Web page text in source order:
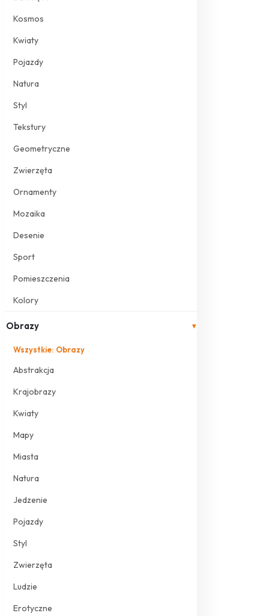
Kosmos
Kwiaty
Pojazdy
Natura
Styl
Tekstury
Geometryczne
Zwierzęta
Ornamenty
Mozaika
Desenie
Sport
Pomieszczenia
Kolory
Obrazy ▾
Wszystkie: Obrazy
Abstrakcja
Krajobrazy
Kwiaty
Mapy
Miasta
Natura
Jedzenie
Pojazdy
Styl
Zwierzęta
Ludzie
Erotyczne